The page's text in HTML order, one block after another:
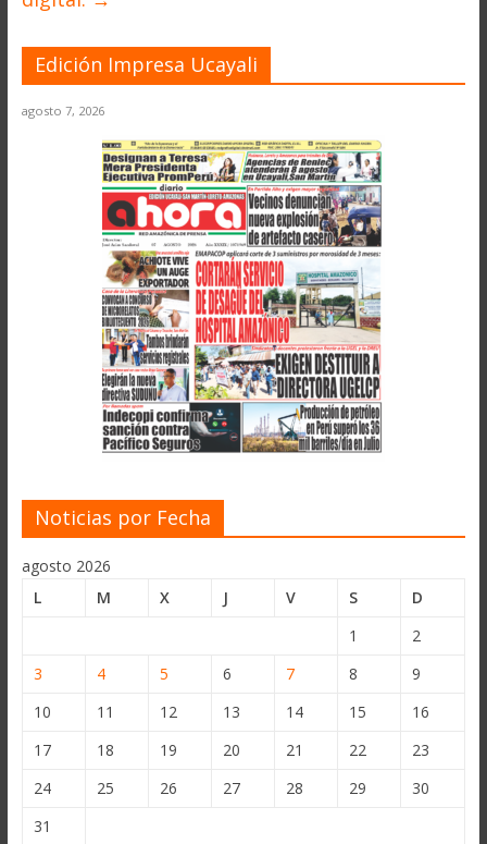
Edición Impresa Ucayali
agosto 7, 2026
Noticias por Fecha
agosto 2026
L
M X J V S
D
1
2
3
4 5 6 7 8
9
10
11 12 13 14 15
16
17
18 19 20 21 22
23
24
25 26 27 28 29
30
31